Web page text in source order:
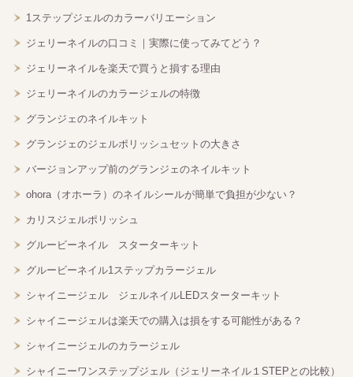
1ステップジェルのカラーバリエーション
ジェリーネイルの口コミ｜実際に使ってみてどう？
ジェリーネイルを楽天で買うと損する理由
ジェリーネイルのカラージェルの特徴
グランジェのネイルキット
グランジェのジェルポリッシュセットの大きさ
バージョンアップ前のグランジェのネイルキット
ohora（オホーラ）のネイルシールが簡単で負担が少ない？
カリスジェルポリッシュ
グルービーネイル スターターキット
グルービーネイル1ステップカラージェル
シャイニージェル ジェルネイルLEDスターターキット
シャイニージェルは楽天での購入は損をする可能性がある？
シャイニージェルのカラージェル
シャイニーワンステップジェル（ジェリーネイル１STEPとの比較）